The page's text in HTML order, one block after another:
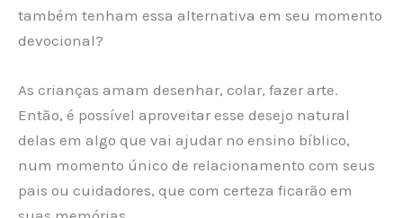
também tenham essa alternativa em seu momento
devocional?
As crianças amam desenhar, colar, fazer arte.
Então, é possível aproveitar esse desejo natural
delas em algo que vai ajudar no ensino bíblico,
num momento único de relacionamento com seus
pais ou cuidadores, que com certeza ficarão em